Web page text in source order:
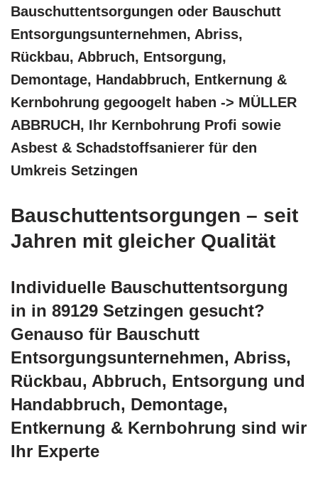
Bauschuttentsorgungen oder Bauschutt
Entsorgungsunternehmen, Abriss,
Rückbau, Abbruch, Entsorgung,
Demontage, Handabbruch, Entkernung &
Kernbohrung gegoogelt haben -> MÜLLER
ABBRUCH, Ihr Kernbohrung Profi sowie
Asbest & Schadstoffsanierer für den
Umkreis Setzingen
Bauschuttentsorgungen – seit
Jahren mit gleicher Qualität
Individuelle Bauschuttentsorgung
in in 89129 Setzingen gesucht?
Genauso für Bauschutt
Entsorgungsunternehmen, Abriss,
Rückbau, Abbruch, Entsorgung und
Handabbruch, Demontage,
Entkernung & Kernbohrung sind wir
Ihr Experte